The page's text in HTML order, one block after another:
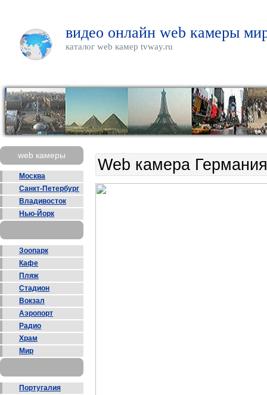
видео онлайн web камеры
каталог web камер tvway.ru
web камеры
Москва
Санкт-Петербург
Владивосток
Нью-Йорк
Зоопарк
Кафе
Пляж
Стадион
Вокзал
Аэропорт
Радио
Храм
Мир
Португалия
Web камера